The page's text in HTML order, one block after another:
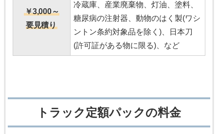
￥3,000～
要見積り
冷蔵庫、産業廃棄物、灯油、塗料、
糖尿病の注射器、動物のはく製(ワシ
ントン条約対象品を除く)、日本刀
(許可証がある物に限る)、など
トラック定額パックの料金